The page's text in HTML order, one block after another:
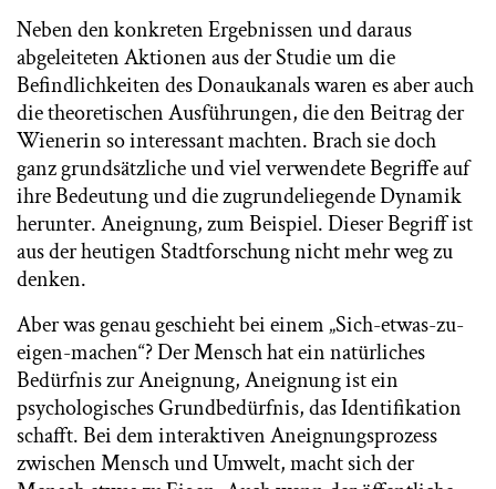
Neben den konkreten Ergebnissen und daraus
abgeleiteten Aktionen aus der Studie um die
Befindlichkeiten des Donaukanals waren es aber auch
die theoretischen Ausführungen, die den Beitrag der
Wienerin so interessant machten. Brach sie doch
ganz grundsätzliche und viel verwendete Begriffe auf
ihre Bedeutung und die zugrundeliegende Dynamik
herunter. Aneignung, zum Beispiel. Dieser Begriff ist
aus der heutigen Stadtforschung nicht mehr weg zu
denken.
Aber was genau geschieht bei einem „Sich-etwas-zu-
eigen-machen“? Der Mensch hat ein natürliches
Bedürfnis zur Aneignung, Aneignung ist ein
psychologisches Grundbedürfnis, das Identifikation
schafft. Bei dem interaktiven Aneignungsprozess
zwischen Mensch und Umwelt, macht sich der